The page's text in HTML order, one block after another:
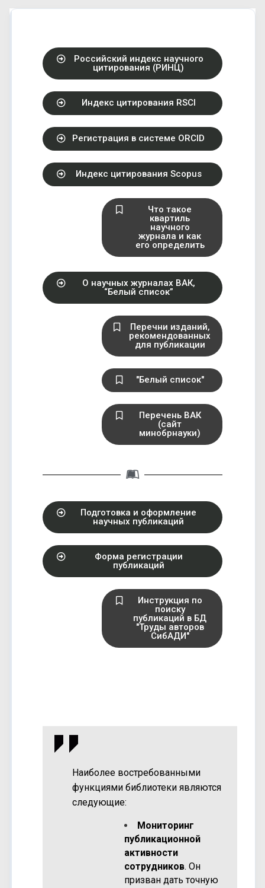
Российский индекс научного
цитирования (РИНЦ)
Индекс цитирования RSCI
Регистрация в системе ORCID
Индекс цитирования Scopus
Что такое
квартиль
научного
журнала и как
его определить
О научных журналах ВАК,
“Белый список”
Перечни изданий,
рекомендованных
для публикации
"Белый список"
Перечень ВАК
(сайт
минобрнауки)
Подготовка и оформление
научных публикаций
Форма регистрации
публикаций
Инструкция по
поиску
публикаций в БД
"Труды авторов
СибАДИ"
Наиболее востребованными
функциями библиотеки являются
следующие:
Мониторинг
публикационной
активности
сотрудников. Он
призван дать точную